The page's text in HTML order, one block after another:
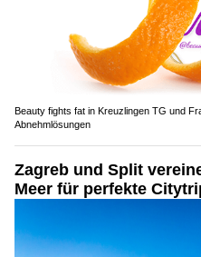
Beauty fights fat in Kreuzlingen TG und
Abnehmlösungen
Zagreb und Split
Meer für perfekte